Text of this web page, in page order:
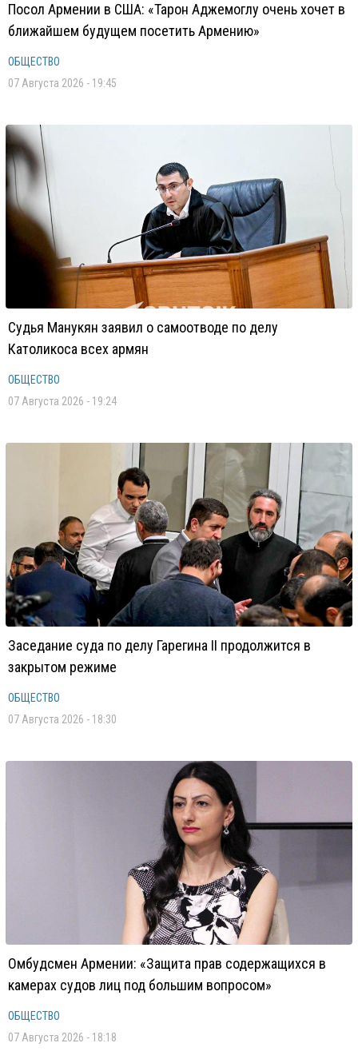
Посол Армении в США: «Тарон Аджемоглу очень хочет в
ближайшем будущем посетить Армению»
ОБЩЕСТВО
07 Августа 2026 - 19:45
Судья Манукян заявил о самоотводе по делу
Католикоса всех армян
ОБЩЕСТВО
07 Августа 2026 - 19:24
Заседание суда по делу Гарегина II продолжится в
закрытом режиме
ОБЩЕСТВО
07 Августа 2026 - 18:30
Омбудсмен Армении: «Защита прав содержащихся в
камерах судов лиц под большим вопросом»
ОБЩЕСТВО
07 Августа 2026 - 18:18